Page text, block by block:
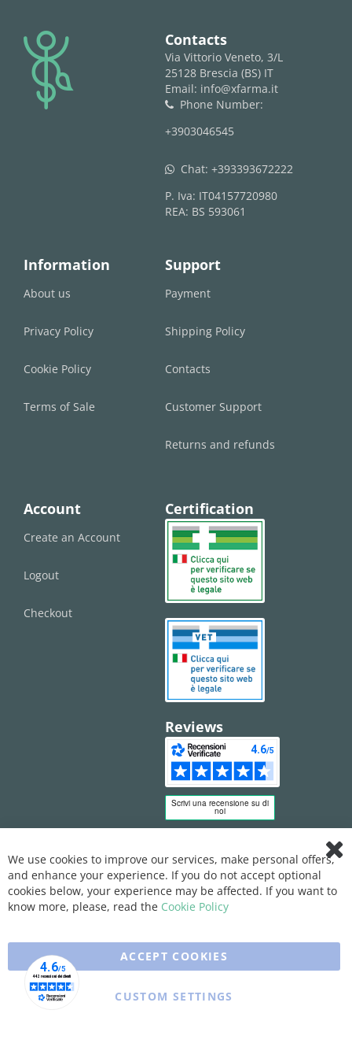
logo Contacts
Via Vittorio Veneto, 3/L
25128 Brescia (BS) IT
Email: info@xfarma.it
phone
Phone Number:
+3903046545
whatsapp Chat: +393393672222
P. Iva: IT04157720980
REA: BS 593061
Information
About us
Privacy Policy
Cookie Policy
Terms of Sale
Support
Payment
Shipping Policy
Contacts
Customer Support
Returns and refunds
Account
Create an Account
Logout
Checkout
Certification
Reviews
Bar
We use cookies to improve our services, make personal offers,
and enhance your experience. If you do not accept optional
cookies below, your experience may be affected. If you want to
know more, please, read the Cookie Policy
ACCEPT COOKIES
CUSTOM SETTINGS